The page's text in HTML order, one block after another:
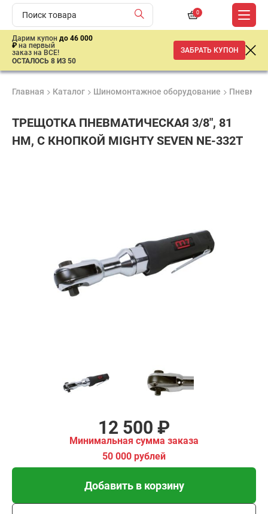
0
Дарим купон до 46 000
₽ на первый
заказ на ВСЕ!
ОСТАЛОСЬ 8 ИЗ 50
ЗАБРАТЬ КУПОН
Главная Каталог Шиномонтажное оборудование
ТРЕЩОТКА ПНЕВМАТИЧЕСКАЯ 3/8", 81
НМ, С КНОПКОЙ MIGHTY SEVEN NE-332T
12 500 ₽
Минимальная сумма заказа
50 000 рублей
Добавить в корзину
В кредит от 417 руб/